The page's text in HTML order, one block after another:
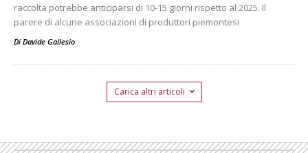
raccolta potrebbe anticiparsi di 10-15 giorni rispetto al 2025. Il
parere di alcune associazioni di produttori piemontesi
Di Davide Gallesio
Carica altri articoli